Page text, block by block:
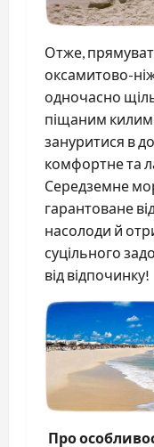
Отже,
оксамитово-
одночасно
піщаним
зануритися в
комфортне та
Середземне
гарантоване
насолоди й
суцільного
від відпочинку!
Про